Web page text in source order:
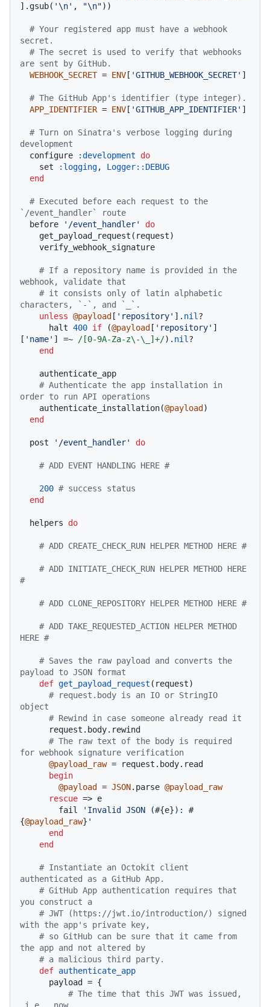
].gsub( '\n' , "\n"))
# Your registered app must have a webhook
secret.
# The secret is used to verify that webhooks
are sent by GitHub.
WEBHOOK_SECRET = ENV [ 'GITHUB_WEBHOOK_SECRET' ]
# The GitHub App's identifier (type integer).
APP_IDENTIFIER = ENV [ 'GITHUB_APP_IDENTIFIER' ]
# Turn on Sinatra's verbose logging during
development
  configure
:development
do
    set
:logging, Logger: :DEBUG
end
# Executed before each request to the
`/event_handler` route
  before
'/event_handler'
do
# If a repository name is provided in the
webhook, validate that
# it consists only of latin alphabetic
characters, `-`, and `_`.
unless @payload [ 'repository' ]. nil ?
      halt
400 if (@payload [ 'repository' ]
[ 'name' ] =~ /[0-9A-Za-z\-\_]+/). nil ?
end
# Authenticate the app installation in
order to run API operations
    authenticate_installation(
@payload )
end
  post
'/event_handler' do
# ADD EVENT HANDLING HERE #
200 # success status
end
  helpers
do
# ADD CREATE_CHECK_RUN HELPER METHOD HERE #
# ADD INITIATE_CHECK_RUN HELPER METHOD HERE
#
# ADD CLONE_REPOSITORY HELPER METHOD HERE #
# ADD TAKE_REQUESTED_ACTION HELPER METHOD
HERE #
# Saves the raw payload and converts the
payload to JSON format
def get_payload_request ( request)
# request.body is an IO or StringIO
object
# Rewind in case someone already read it
# The raw text of the body is required
for webhook signature verification
@payload_raw = request.body.read
begin
@payload
= JSON.parse @payload_raw
rescue => e
        fail
'Invalid JSON (#{e}): #
{@payload_raw} '
end
end
# Instantiate an Octokit client
authenticated as a GitHub App.
# GitHub App authentication requires that
you construct a
# JWT (https://jwt.io/introduction/) signed
with the app's private key,
# so GitHub can be sure that it came from
the app and not altered by
# a malicious third party.
def authenticate_app
# The time that this JWT was issued,
_i.e._ now.